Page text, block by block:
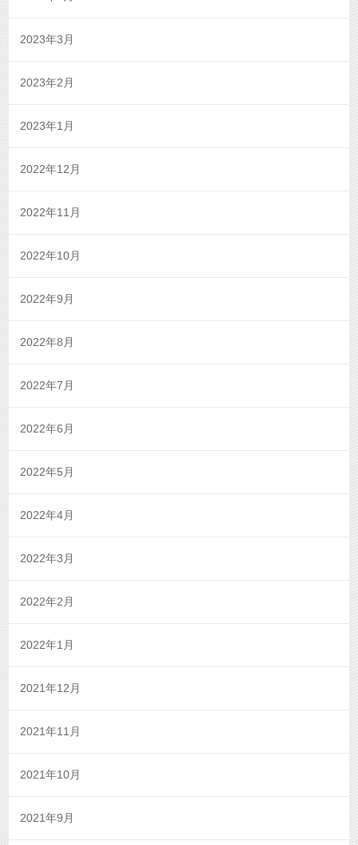
2023年3月
2023年2月
2023年1月
2022年12月
2022年11月
2022年10月
2022年9月
2022年8月
2022年7月
2022年6月
2022年5月
2022年4月
2022年3月
2022年2月
2022年1月
2021年12月
2021年11月
2021年10月
2021年9月